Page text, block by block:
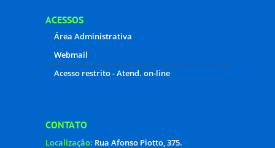
ACESSOS
Área Administrativa
Webmail
Acesso restrito - Atend. on-line
CONTATO
Localização: Rua Afonso Piotto, 375.